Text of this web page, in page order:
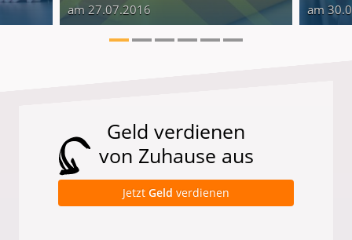
am 27.07.2016 am
Geld verdienen
von Zuhause aus
Jetzt Geld verdienen